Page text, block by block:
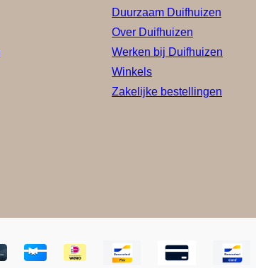
Duurzaam Duifhuizen
Over Duifhuizen
Werken bij Duifhuizen
Winkels
Zakelijke bestellingen